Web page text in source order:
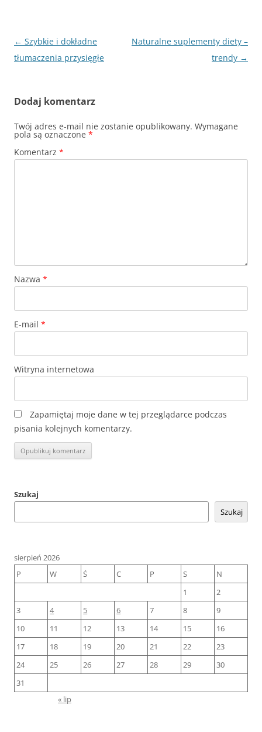
Nawigacja
wpisu
← Szybkie i dokładne
tłumaczenia przysięgłe
Naturalne suplementy diety –
trendy →
Dodaj komentarz
Twój adres e-mail nie zostanie opublikowany. Wymagane
pola są oznaczone *
Komentarz *
Nazwa *
E-mail *
Witryna internetowa
Zapamiętaj moje dane w tej przeglądarce podczas
pisania kolejnych komentarzy.
Szukaj
Szukaj
sierpień 2026
P
W Ś C P S
N
1
2
3
4 5 6 7 8
9
10
11 12 13 14 15
16
17
18 19 20 21 22
23
24
25 26 27 28 29
30
31
« lip